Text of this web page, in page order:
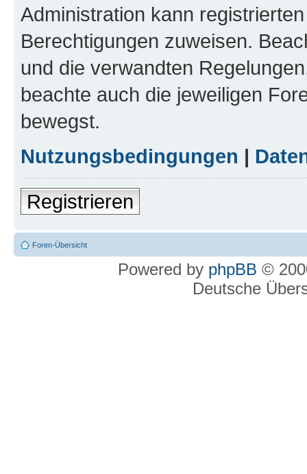
Administration kann
Berechtigungen zuweisen.
und die verwandten
beachte auch die jeweiligen
bewegst.
Nutzungsbedingungen |
Registrieren
Foren-Übersicht
Powered by phpBB ©
Deutsche